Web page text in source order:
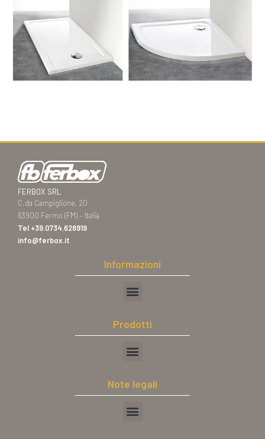
FERBOX SRL
C.da Campiglione, 20
63900 Fermo (FM) – Italia
Tel +39.0734.628919
info@ferbox.it
Informazioni
Prodotti
Note legali